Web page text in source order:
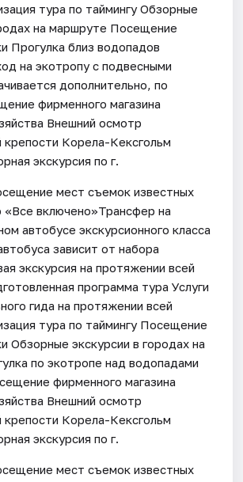
тура по таймингу Обзорные
на маршруте Посещение
Прогулка близ водопадов
на экотропу с подвесными
дополнительно, по
фирменного магазина
Внешний осмотр
крепости Корела-Кексгольм
экскурсия по г.
мест съемок известных
включено»Трансфер на
автобусе экскурсионного класса
зависит от набора
экскурсия на протяжении всей
программа тура Услуги
гида на протяжении всей
тура по таймингу Посещение
Обзорные экскурсии в городах на
по экотропе над водопадами
фирменного магазина
Внешний осмотр
крепости Корела-Кексгольм
экскурсия по г.
мест съемок известных